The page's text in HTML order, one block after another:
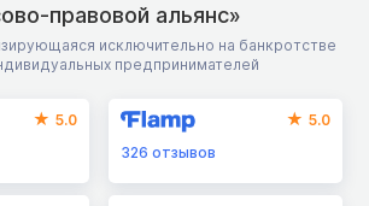
правовой альянс»
исключительно на банкротстве
предпринимателей
5.0
5.0
326отзывов